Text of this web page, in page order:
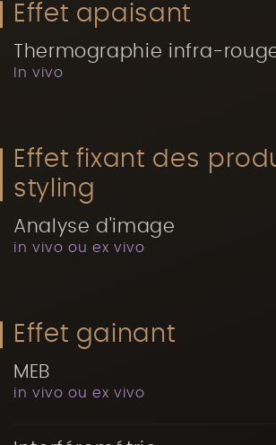
Effet apaisant
Thermographie infra-
In vivo
Effet fixant des
styling
Analyse d'image
in vivo ou ex vivo
Effet gainant
MEB
in vivo ou ex vivo